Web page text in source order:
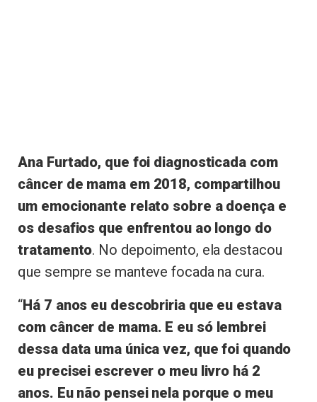
Ana Furtado, que foi diagnosticada com
câncer de mama em 2018, compartilhou
um emocionante relato sobre a doença e
os desafios que enfrentou ao longo do
tratamento. No depoimento, ela destacou
que sempre se manteve focada na cura.
“Há 7 anos eu descobriria que eu estava
com câncer de mama. E eu só lembrei
dessa data uma única vez, que foi quando
eu precisei escrever o meu livro há 2
anos. Eu não pensei nela porque o meu